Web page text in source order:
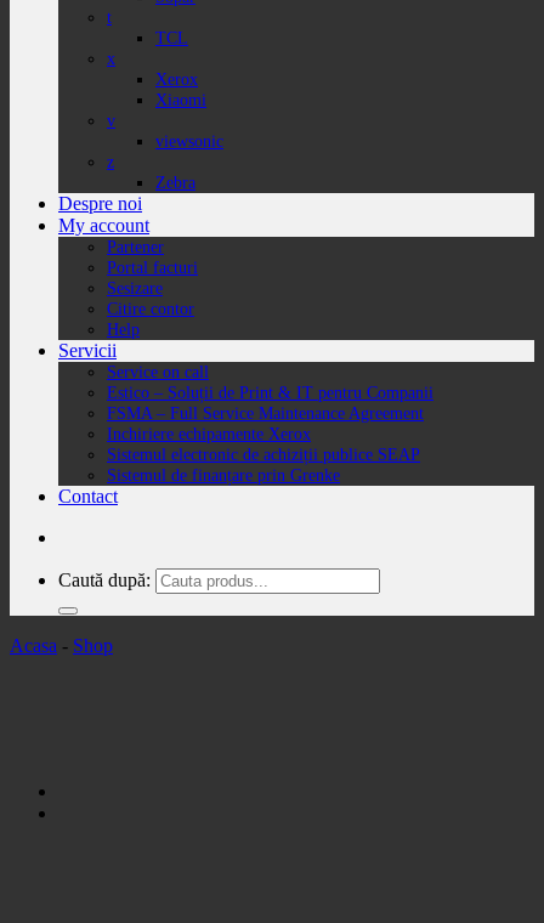
t
TCL
x
Xerox
Xiaomi
v
viewsonic
z
Zebra
Despre noi
My account
Partener
Portal facturi
Sesizare
Citire contor
Help
Servicii
Service on call
Estico – Soluții de Print & IT pentru Companii
FSMA – Full Service Maintenance Agreement
Inchiriere echipamente Xerox
Sistemul electronic de achiziții publice SEAP
Sistemul de finanțare prin Grenke
Contact
Caută după:
Acasa - Shop